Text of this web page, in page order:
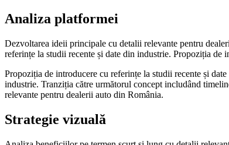
Analiza platformei
Dezvoltarea ideii principale cu detalii relevante pentru
referințe la studii recente și date din industrie. Propoziția
Propoziția de introducere cu referințe la studii recente și
industrie. Tranziția către următorul concept includând
relevante pentru dealerii auto din România.
Strategie vizuală